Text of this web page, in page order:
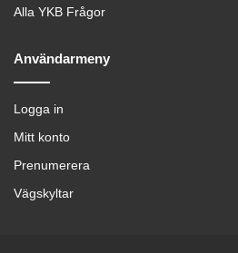
Alla YKB Frågor
Användarmeny
Logga in
Mitt konto
Prenumerera
Vägskyltar